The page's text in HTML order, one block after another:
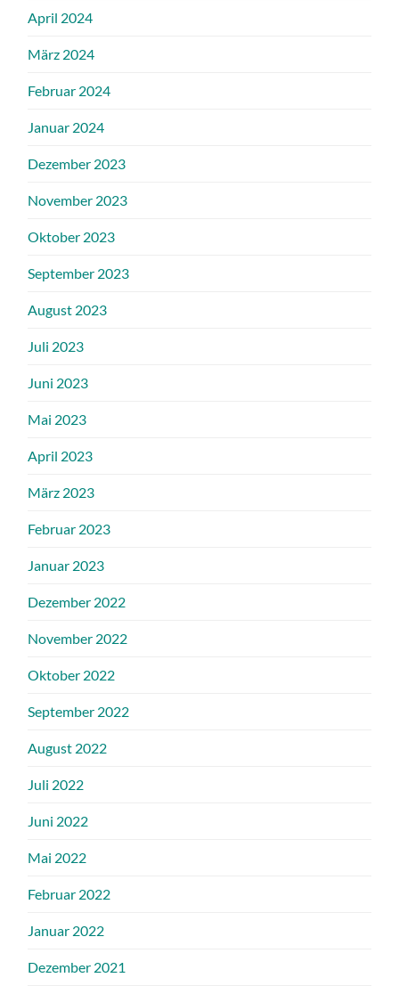
April 2024
März 2024
Februar 2024
Januar 2024
Dezember 2023
November 2023
Oktober 2023
September 2023
August 2023
Juli 2023
Juni 2023
Mai 2023
April 2023
März 2023
Februar 2023
Januar 2023
Dezember 2022
November 2022
Oktober 2022
September 2022
August 2022
Juli 2022
Juni 2022
Mai 2022
Februar 2022
Januar 2022
Dezember 2021